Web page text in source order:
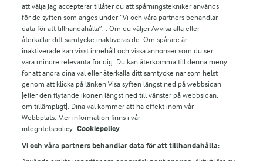
Arlas kundportal
Arla.com
Falbygdens Ost
Arla webbshop
Bildbank
Följ oss
att välja Jag accepterar tillåter du att spårningstekniker används
för de syften som anges under ”Vi och våra partners behandlar
data för att tillhandahålla”. . Om du väljer Avvisa alla eller
återkallar ditt samtycke inaktiveras de. Om spårare är
inaktiverade kan visst innehåll och vissa annonser som du ser
vara mindre relevanta för dig. Du kan återkomma till denna meny
för att ändra dina val eller återkalla ditt samtycke när som helst
genom att klicka på länken Visa syften längst ned på webbsidan
[eller den flytande ikonen längst ned till vänster på webbsidan,
om tillämpligt]. Dina val kommer att ha effekt inom vår
Webbplats. Mer information finns i vår
integritetspolicy. Cookiepolicy
Vi och våra partners behandlar data för att tillhandahålla: